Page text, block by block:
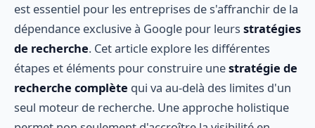
est essentiel pour les entreprises de s'affranchir de la
dépendance exclusive à Google pour leurs stratégies
de recherche. Cet article explore les différentes
étapes et éléments pour construire unestratégie de
recherche complète qui va au-delà des limites d'un
seul moteur de recherche. Une approche holistique